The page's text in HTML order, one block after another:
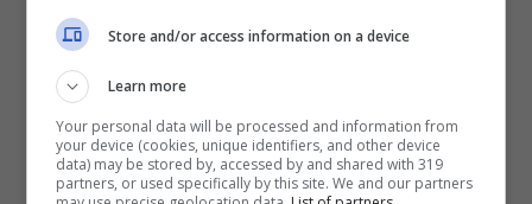
Balli Proibiti con Patrick
Swayze: il villaggio Kellerman
esiste veramente
Store and/or access information on a device
Learn more
Your personal data will be processed and information from
your device (cookies, unique identifiers, and other device
data) may be stored by, accessed by and shared with 319
partners, or used specifically by this site. We and our partners